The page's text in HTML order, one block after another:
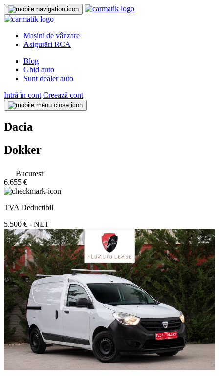
Mașini de vânzare
Asigurări RCA
Blog
Ghid auto
Sunt dealer auto
Intră în cont Creează cont
Dacia
Dokker
Bucuresti
6.655 €
TVA Deductibil
5.500 € - NET